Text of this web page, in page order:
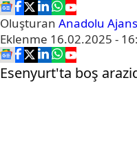
Oluşturan Anadolu
Eklenme 16.02.2025 -
Esenyurt'ta boş